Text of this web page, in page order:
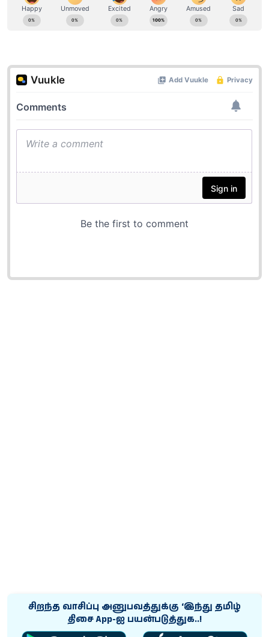
சிறந்த வாசிப்பு அனுபவத்துக்கு ‘இந்து தமிழ்
திசை App-ஐ பயன்படுத்துக..!